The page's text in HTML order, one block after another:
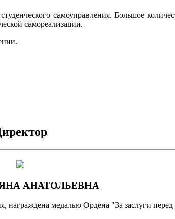
самоуправления. Большое
самореализации.
АНАТОЛЬЕВНА
награждена медалью Ордена "За заслуги